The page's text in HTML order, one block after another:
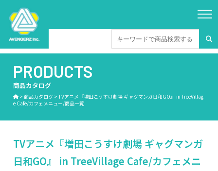
PRODUCTS
商品カタログ
> 商品カタログ>TVアニメ『増田こうすけ劇場 ギャグマンガ日和GO』 in TreeVillag
e Cafe/カフェメニュー/商品一覧
TVアニメ『増田こうすけ劇場 ギャグマンガ
日和GO』 in TreeVillage Cafe/カフェメニ